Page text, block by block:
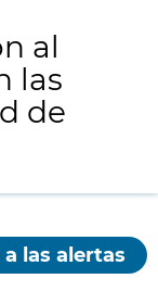
al
las
de
las alertas